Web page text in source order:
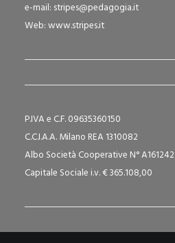
e-mail: stripes@pedagogia.it
Web:www.stripes.it
P.IVA e C.F. 09635360150
C.C.I.A.A. Milano REA 1310082
Albo Società Cooperative N° A161242
Capitale Sociale i.v. € 365.108,00